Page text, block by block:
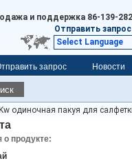
и поддержка 86-139-
Отправить запрос
Select Language
запрос Новости
одиночная пакуя для
продукте: